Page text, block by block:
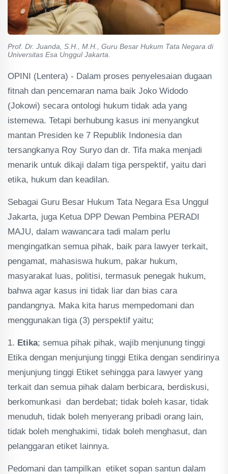
Prof. Dr. Juanda, S.H., M.H., Guru Besar Hukum Tata Negara di
Universitas Esa Unggul Jakarta.
OPINI (Lentera) - Dalam proses penyelesaian dugaan
fitnah dan pencemaran nama baik Joko Widodo
(Jokowi) secara ontologi hukum tidak ada yang
istemewa. Tetapi berhubung kasus ini menyangkut
mantan Presiden ke 7 Republik Indonesia dan
tersangkanya Roy Suryo dan dr. Tifa maka menjadi
menarik untuk dikaji dalam tiga perspektif, yaitu dari
etika, hukum dan keadilan.
Sebagai Guru Besar Hukum Tata Negara Esa Unggul
Jakarta, juga Ketua DPP Dewan Pembina PERADI
MAJU, dalam wawancara tadi malam perlu
mengingatkan semua pihak, baik para lawyer terkait,
pengamat, mahasiswa hukum, pakar hukum,
masyarakat luas, politisi, termasuk penegak hukum,
bahwa agar kasus ini tidak liar dan bias cara
pandangnya. Maka kita harus mempedomani dan
menggunakan tiga (3) perspektif yaitu;
1. Etika; semua pihak pihak, wajib menjunung tinggi
Etika dengan menjunjung tinggi Etika dengan sendirinya
menjunjung tinggi Etiket sehingga para lawyer yang
terkait dan semua pihak dalam berbicara, berdiskusi,
berkomunkasi dan berdebat; tidak boleh kasar, tidak
menuduh, tidak boleh menyerang pribadi orang lain,
tidak boleh menghakimi, tidak boleh menghasut, dan
pelanggaran etiket lainnya.
Pedomani dan tampilkan etiket sopan santun dalam